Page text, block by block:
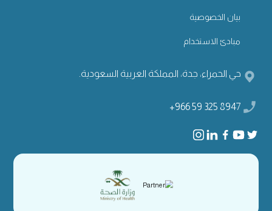
بيان الخصوصية
مبادئ الاستخدام
حي الحمراء، جدة، المملكة العربية السعودية.
+966 59 325 8947